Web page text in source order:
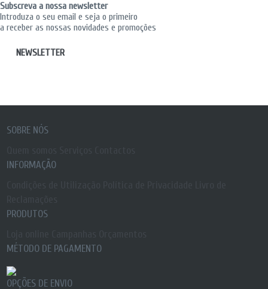
Subscreva a nossa newsletter
Introduza o seu email e seja o primeiro
a receber as nossas novidades e promoções
NEWSLETTER
SOBRE NÓS
INFORMAÇÃO
PRODUTOS
MÉTODO DE PAGAMENTO
OPÇÕES DE ENVIO